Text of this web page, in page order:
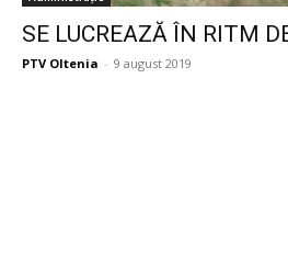
SE LUCREAZĂ ÎN RITM
PTV Oltenia - 9 august 2019